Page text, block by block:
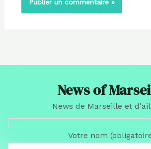
News of
News de Marseille et
Votre nom